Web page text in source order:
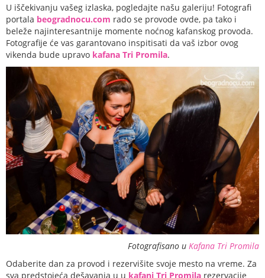
U iščekivanju vašeg izlaska, pogledajte našu galeriju! Fotografi
portala beogradnocu.com rado se provode ovde, pa tako i
beleže najinteresantnije momente noćnog kafanskog provoda.
Fotografije će vas garantovano inspitisati da vaš izbor ovog
vikenda bude upravo kafana Tri Promila.
Fotografisano u Kafana Tri Promila
Odaberite dan za provod i rezervišite svoje mesto na vreme. Za
sva predstojeća dešavanja u u kafani Tri Promila rezervacije